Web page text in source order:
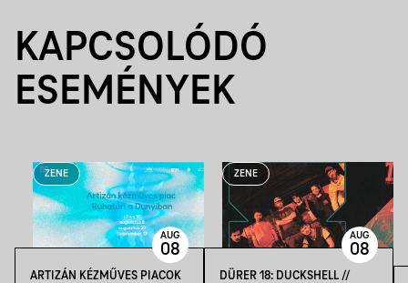
KAPCSOLÓDÓ
ESEMÉNYEK
ZENE
ARTIZÁN KÉZMŰVES PIACOK
AUG
08
ZENE
DÜRER 18: DUCKSHELL //
AUG
08